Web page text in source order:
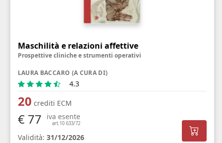
Maschilità e relazioni affettive
Prospettive cliniche e strumenti operativi
LAURA BACCARO (A CURA DI)
4.3
20 crediti ECM
€ 77 iva esente
art.10 633/72
Validità: 31/12/2026